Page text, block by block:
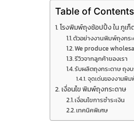
Table of Contents
โรงพิมพ์ถุงช้อปปิ้ง ใน ภูเก็
ตัวอย่างงานพิมพ์ถุงกร
We produce
รีวิวจากลูกค้าของเรา
รับผลิตถุงกระดาษ ถุ
จุดเด่นของงานพิม
เงื่อนไข พิมพ์ถุงกระดาษ
เงื่อนไขการชำระเงิน
เทคนิคพิเศษ